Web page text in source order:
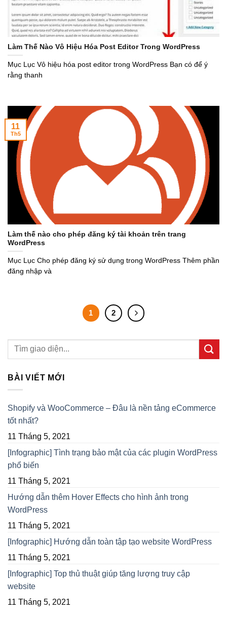
Làm Thế Nào Vô Hiệu Hóa Post Editor Trong WordPress
Mục Lục Vô hiệu hóa post editor trong WordPress Bạn có để ý
rằng thanh
Làm thế nào cho phép đăng ký tài khoản trên trang
WordPress
Mục Lục Cho phép đăng ký sử dụng trong WordPress Thêm phần
đăng nhập và
11
Th5
1 2
BÀI VIẾT MỚI
Shopify và WooCommerce – Đâu là nền tảng eCommerce
tốt nhất?
11 Tháng 5, 2021
[Infographic] Tình trạng bảo mật của các plugin WordPress
phổ biến
11 Tháng 5, 2021
Hướng dẫn thêm Hover Effects cho hình ảnh trong
WordPress
11 Tháng 5, 2021
[Infographic] Hướng dẫn toàn tập tạo website WordPress
11 Tháng 5, 2021
[Infographic] Top thủ thuật giúp tăng lượng truy cập
website
11 Tháng 5, 2021